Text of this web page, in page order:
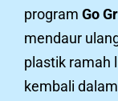
program Go
mendaur
plastik ramah
kembali